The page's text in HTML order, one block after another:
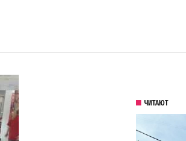
ЧИТАЮТ